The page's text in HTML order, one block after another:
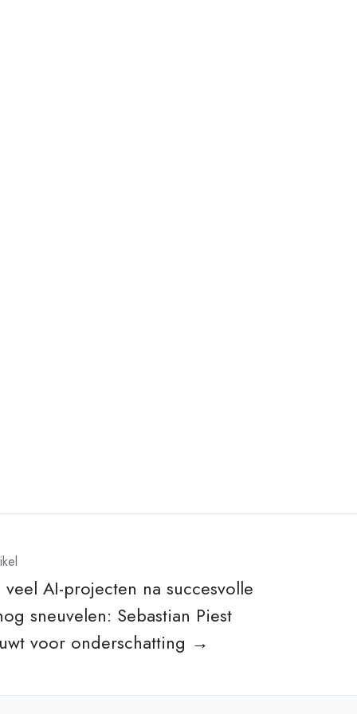
veel AI-projecten na succesvolle
sneuvelen: Sebastian Piest
voor onderschatting →